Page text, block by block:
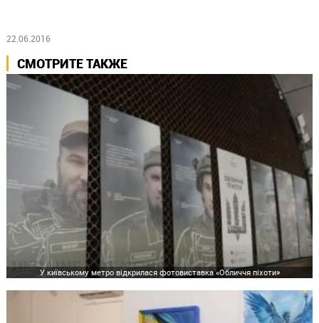
22.06.2016
СМОТРИТЕ ТАКЖЕ
У київському метро відкрилася фотовиставка «Обличчя піхоти»